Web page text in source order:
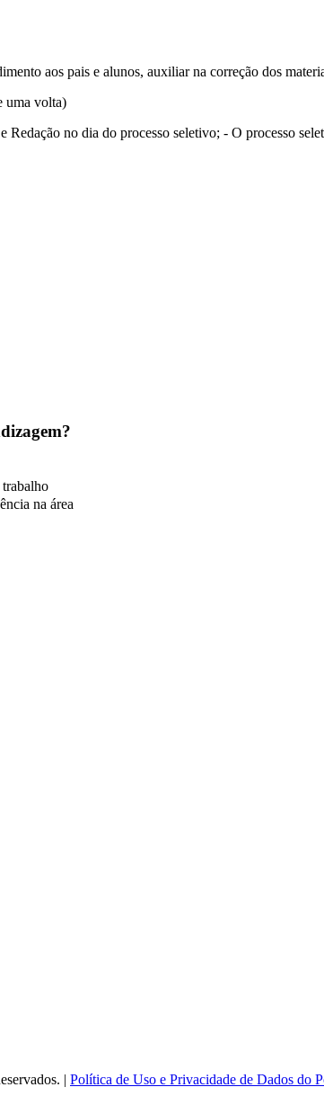
aos pais e alunos, auxiliar na correção dos
uma volta)
Redação no dia do processo seletivo; - O processo
na área
| Política de Uso e Privacidade de Dados do